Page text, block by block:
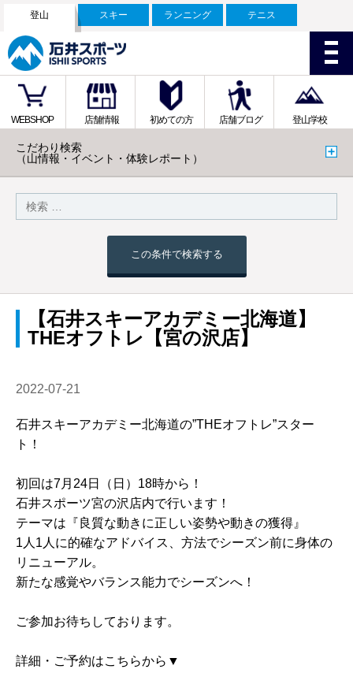
登山 スキー ランニング テニス
WEBSHOP 店舗情報 初めての方 店舗ブログ 登山学校
こだわり検索
（山情報・イベント・体験レポート）
この条件で検索する
【石井スキーアカデミー北海道】
THEオフトレ【宮の沢店】
2022-07-21
石井スキーアカデミー北海道の”THEオフトレ”スター
ト！
初回は7月24日（日）18時から！
石井スポーツ宮の沢店内で行います！
テーマは『良質な動きに正しい姿勢や動きの獲得』
1人1人に的確なアドバイス、方法でシーズン前に身体の
リニューアル。
新たな感覚やバランス能力でシーズンへ！
ご参加お待ちしております。
詳細・ご予約はこちらから▼